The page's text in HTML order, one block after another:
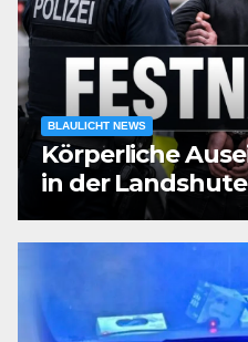
BLAULICHT NEWS
Körperliche
in der